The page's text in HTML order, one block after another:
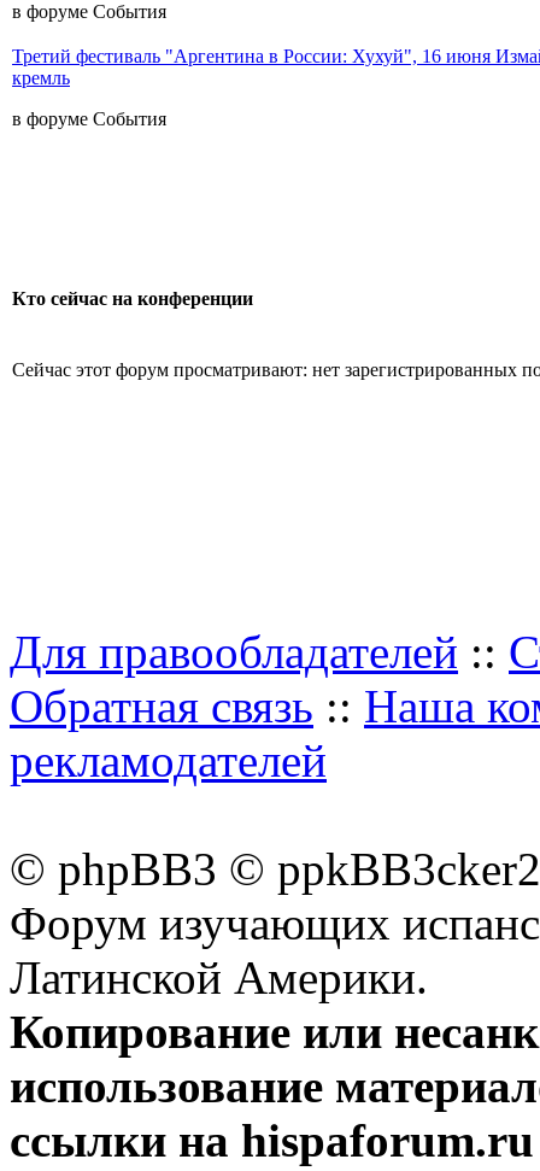
в форуме События
Третий фестиваль "Аргентина в России: Хухуй", 16 июня
кремль
в форуме События
Кто сейчас на конференции
Сейчас этот форум просматривают: нет зарегистрированных
Для правообладателей ::
Обратная связь :: Наша
рекламодателей
© phpBB3 ©
Форум изучающих
Латинской Америки.
Копирование или
использование
ссылки на hispaforum.ru